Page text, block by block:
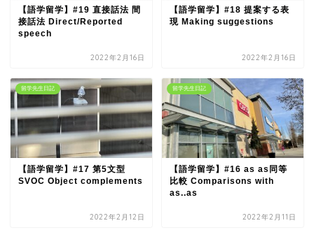
【語学留学】#19 直接話法 間
接話法 Direct/Reported
speech
2022年2月16日
【語学留学】#18 提案する表
現 Making suggestions
2022年2月16日
留学先生日記
【語学留学】#17 第5文型
SVOC Object complements
2022年2月12日
留学先生日記
【語学留学】#16 as as同等
比較 Comparisons with
as..as
2022年2月11日